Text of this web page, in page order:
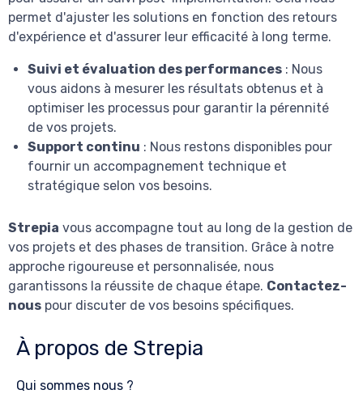
permet d'ajuster les solutions en fonction des retours
d'expérience et d'assurer leur efficacité à long terme.
Suivi et évaluation des performances : Nous
vous aidons à mesurer les résultats obtenus et à
optimiser les processus pour garantir la pérennité
de vos projets.
Support continu : Nous restons disponibles pour
fournir un accompagnement technique et
stratégique selon vos besoins.
Strepia vous accompagne tout au long de la gestion de
vos projets et des phases de transition. Grâce à notre
approche rigoureuse et personnalisée, nous
garantissons la réussite de chaque étape. Contactez-
nous pour discuter de vos besoins spécifiques.
À propos de Strepia
Qui sommes nous ?